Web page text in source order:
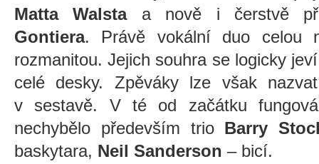
Matta Walstaa nově i čerstvě
Gontiera. Právě vokální duo celou
rozmanitou. Jejich souhra se logicky
celé desky. Zpěváky lze však
v sestavě. V té od začátku
nechybělo především trio Barry
baskytara, Neil Sanderson – bicí.